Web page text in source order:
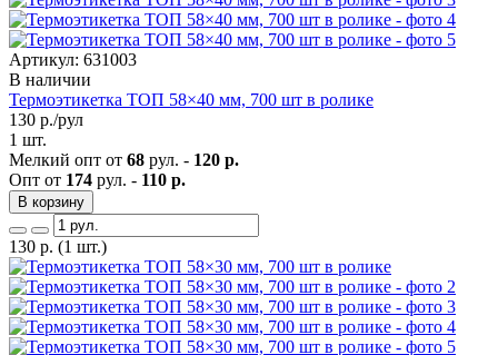
Артикул: 631003
В наличии
Термоэтикетка ТОП 58×40 мм, 700 шт в ролике
130 р./рул
1 шт.
Мелкий опт от 68 рул. - 120 р.
Опт от 174 рул. - 110 р.
В корзину
130 р. (1 шт.)